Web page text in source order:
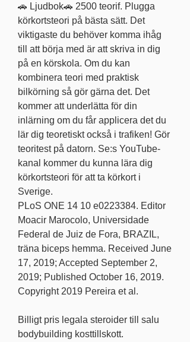
🚗 Ljudbok🚗 2500 teorif. Plugga
körkortsteori på bästa sätt. Det
viktigaste du behöver komma ihåg
till att börja med är att skriva in dig
på en körskola. Om du kan
kombinera teori med praktisk
bilkörning så gör gärna det. Det
kommer att underlätta för din
inlärning om du får applicera det du
lär dig teoretiskt också i trafiken! Gör
teoritest på datorn. Se:s YouTube-
kanal kommer du kunna lära dig
körkortsteori för att ta körkort i
Sverige.
PLoS ONE 14 10 e0223384. Editor
Moacir Marocolo, Universidade
Federal de Juiz de Fora, BRAZIL,
träna biceps hemma. Received June
17, 2019; Accepted September 2,
2019; Published October 16, 2019.
Copyright 2019 Pereira et al.
Billigt pris legala steroider till salu
bodybuilding kosttillskott.